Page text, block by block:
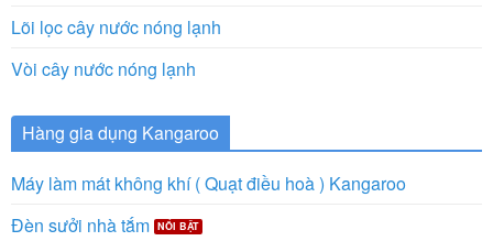
Lõi lọc cây nước nóng lạnh
Vòi cây nước nóng lạnh
Hàng gia dụng Kangaroo
Máy làm mát không khí ( Quạt điều hoà ) Kangaroo
Đèn sưởi nhà tắm